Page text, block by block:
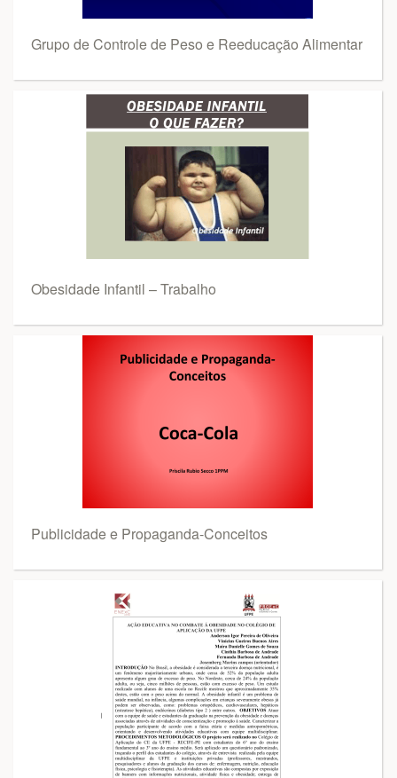
Grupo de Controle de Peso e Reeducação Alimentar
Obesidade Infantil – Trabalho
Publicidade e Propaganda-Conceitos